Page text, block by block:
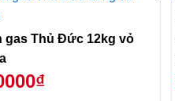
gas Thủ Đức 12kg vỏ